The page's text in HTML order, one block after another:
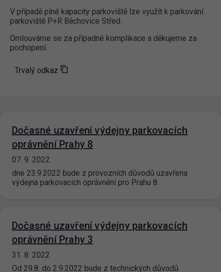
V případě plné kapacity parkoviště lze využít k parkování
parkoviště P+R Běchovice Střed.
Omlouváme se za případné komplikace a děkujeme za
pochopení.
Trvalý odkaz
Dočasné uzavření výdejny parkovacích
oprávnění Prahy 8
07. 9. 2022
dne 23.9.2022 bude z provozních důvodů uzavřena
výdejna parkovacích oprávnění pro Prahu 8.
Dočasné uzavření výdejny parkovacích
oprávnění Prahy 3
31. 8. 2022
Od 29.8. do 2.9.2022 bude z technických důvodů